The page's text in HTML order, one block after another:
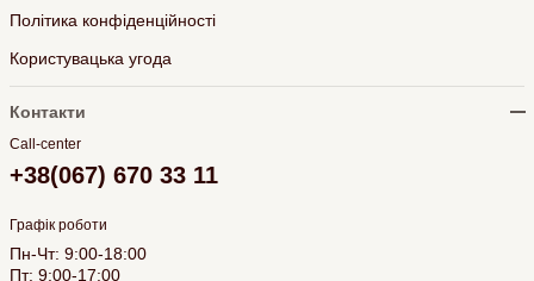
Політика конфіденційності
Користувацька угода
Контакти
Call-center
+38(067) 670 33 11
Графік роботи
Пн-Чт: 9:00-18:00
Пт: 9:00-17:00